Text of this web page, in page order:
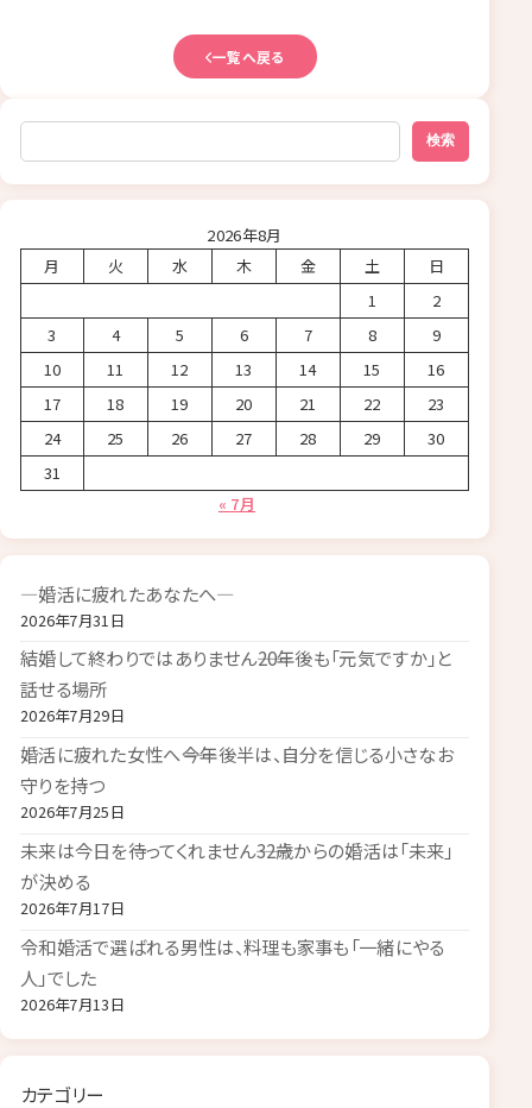
一覧へ戻る
検索
検索
2026年8月
月
火 水 木 金 土
日
1
2
3
4 5 6 7 8
9
10
11 12 13 14 15
16
17
18 19 20 21 22
23
24
25 26 27 28 29
30
31
« 7月
―婚活に疲れたあなたへ―
2026年7月31日
結婚して終わりではありません――20年後も「元気ですか」と
話せる場所
2026年7月29日
婚活に疲れた女性へ――今年後半は、自分を信じる小さなお
守りを持つ
2026年7月25日
未来は今日を待ってくれません――32歳からの婚活は「未来」
が決める
2026年7月17日
令和婚活で選ばれる男性は、料理も家事も「一緒にやる
人」でした
2026年7月13日
カテゴリー